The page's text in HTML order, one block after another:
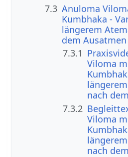
7.3 Anuloma
Kumbhaka -
längerem
dem Ausatmen
7.3.1
Viloma
nach
7.3.2
Viloma
nach